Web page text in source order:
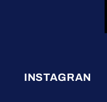
INSTAGRAN